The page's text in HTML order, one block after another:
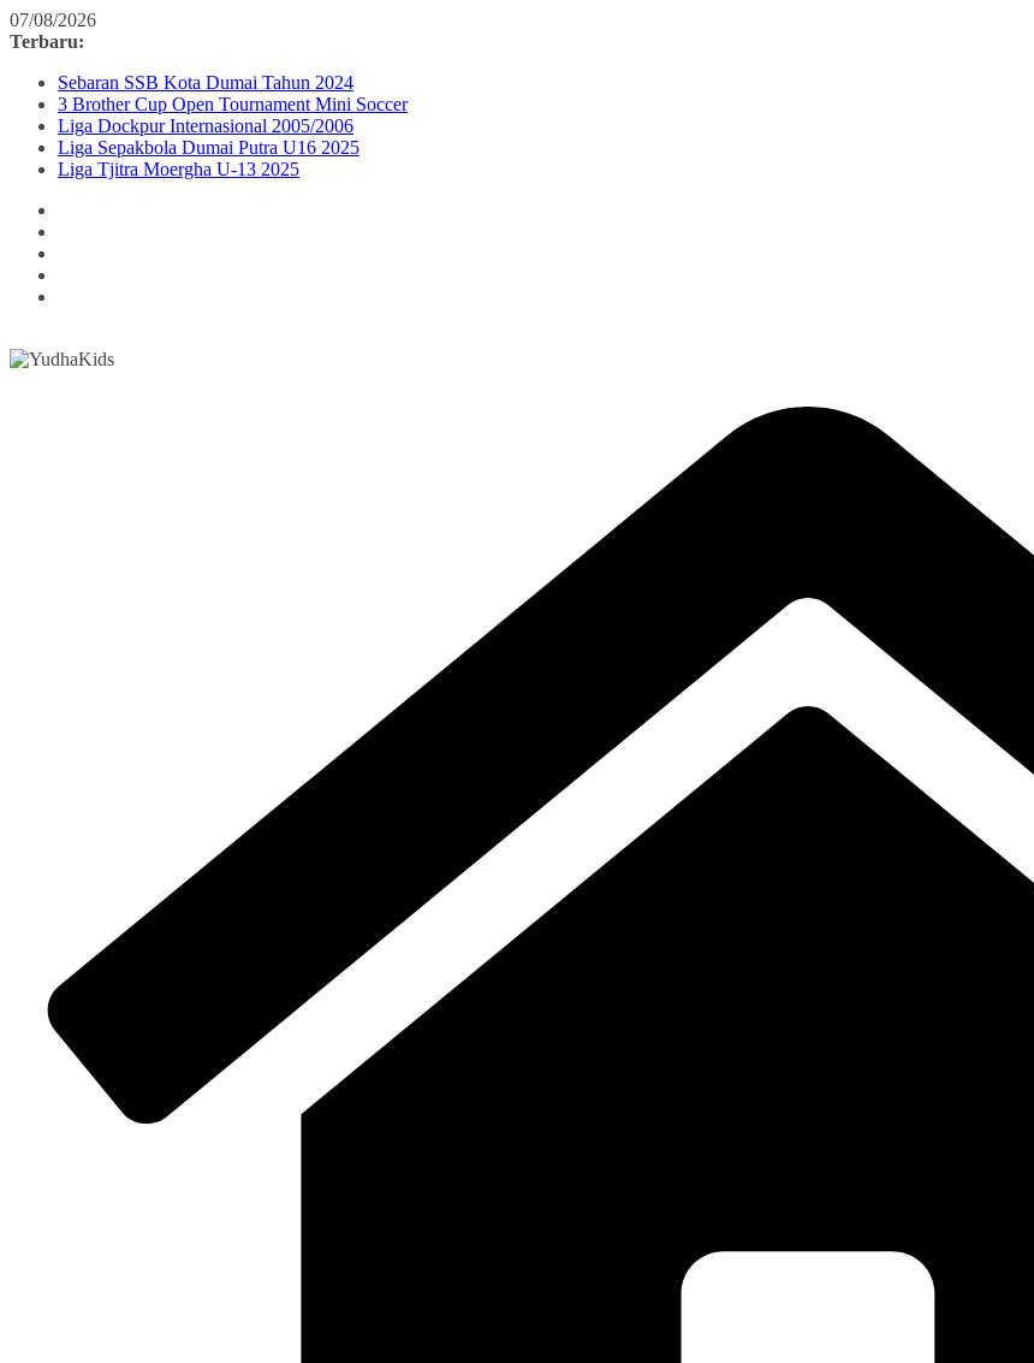
Skip
to
07/08/2026
Terbaru:
Sebaran SSB Kota Dumai Tahun 2024
3 Brother Cup Open Tournament Mini Soccer
Liga Dockpur Internasional 2005/2006
Liga Sepakbola Dumai Putra U16 2025
Liga Tjitra Moergha U-13 2025